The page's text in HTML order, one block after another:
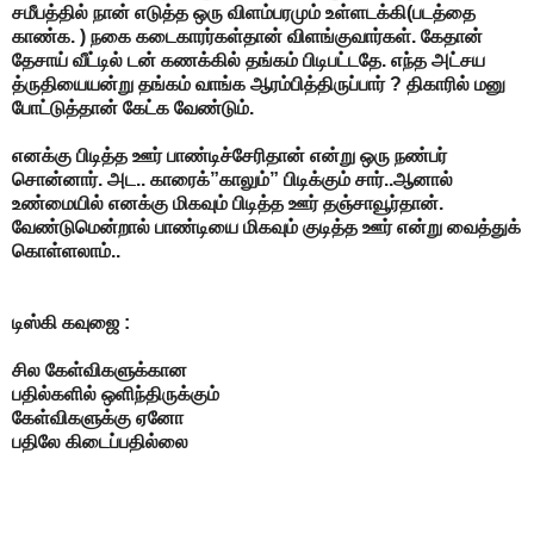
சமீபத்தில் நான் எடுத்த ஒரு விளம்பரமும் உள்ளடக்கி(படத்தை
காண்க. ) நகை கடைகாரர்கள்தான் விளங்குவார்கள். கேதான்
தேசாய் வீட்டில் டன் கணக்கில் தங்கம் பிடிபட்டதே. எந்த அட்சய
த்ருதியையன்று தங்கம் வாங்க ஆரம்பித்திருப்பார் ? திகாரில் மனு
போட்டுத்தான் கேட்க வேண்டும்.
எனக்கு பிடித்த ஊர் பாண்டிச்சேரிதான் என்று ஒரு நண்பர்
சொன்னார். அட.. காரைக்”காலும்” பிடிக்கும் சார்..ஆனால்
உண்மையில் எனக்கு மிகவும் பிடித்த ஊர் தஞ்சாவூர்தான்.
வேண்டுமென்றால் பாண்டியை மிகவும் குடித்த ஊர் என்று வைத்துக்
கொள்ளலாம்..
டிஸ்கி கவுஜை :
சில கேள்விகளுக்கான
பதில்களில் ஒளிந்திருக்கும்
கேள்விகளுக்கு ஏனோ
பதிலே கிடைப்பதில்லை